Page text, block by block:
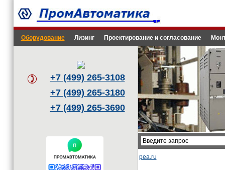
Оборудование Лизинг Проектирование и согласование
+7 (499) 265-3108
+7 (499) 265-3180
+7 (499) 265-3690
pea.ru